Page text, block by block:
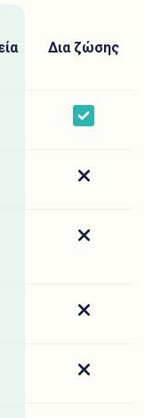
Δια ζώσης
Yes
No
No
No
No